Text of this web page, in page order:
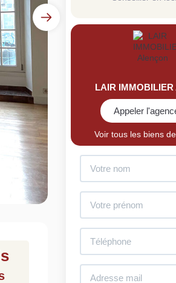
votre bien en ligne.
et gratuit, recevez votre
clics.
Estimer mon bien maintenant
LAIR
Appeler
Voir tous les biens